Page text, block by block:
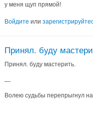
у меня щуп прямой!
Войдите или
Принял. буду
Принял. буду мастерить.
—
Волею судьбы перепрыгнул на